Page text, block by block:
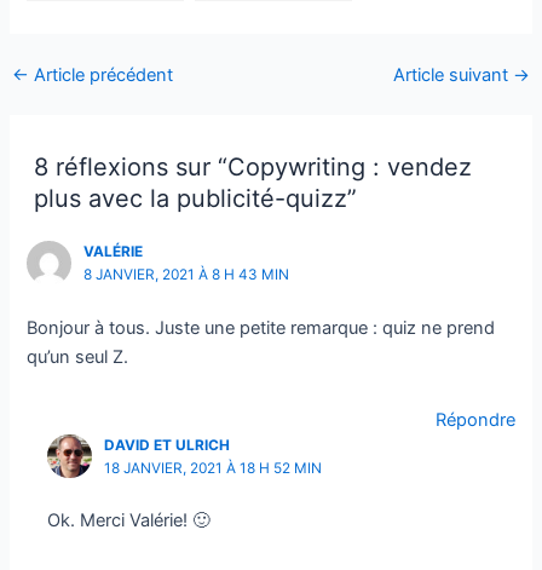
recevrez un mail de demande
de confirmation d’inscription.
Cliquez alors sur le lien à
l’intérieur pour confirmer
votre inscription. C’est le seul
cadeau
← Article précédent Article suivant →
8 réflexions sur “Copywriting : vendez
plus avec la publicité-quizz”
VALÉRIE
8 JANVIER, 2021 À 8 H 43 MIN
Bonjour à tous. Juste une petite remarque : quiz ne prend
qu’un seul Z.
Répondre
DAVID ET ULRICH
18 JANVIER, 2021 À 18 H 52 MIN
Ok. Merci Valérie! 🙂